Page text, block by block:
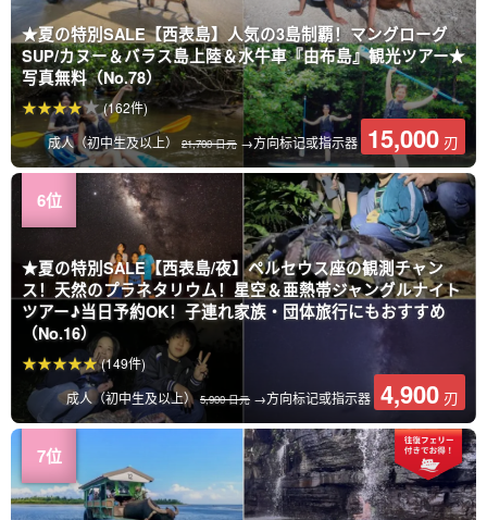
★夏の特別SALE【西表島】人気の3島制覇！マングローグ
SUP/カヌー＆バラス島上陸＆水牛車『由布島』観光ツアー★
写真無料（No.78）
成人（初中生及以上） 21,700 日元 →方向标记或指示器 15,000 刃
(162件)
★夏の特別SALE【西表島/夜】ペルセウス座の観測チャン
ス！天然のプラネタリウム！星空＆亜熱帯ジャングルナイト
ツアー♪当日予約OK！子連れ家族・団体旅行にもおすすめ
（No.16）
成人（初中生及以上）5,900 日元 →方向标记或指示器 4,900 刃
(149件)